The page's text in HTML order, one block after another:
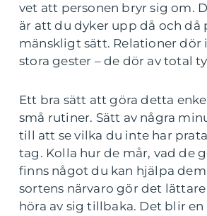
vet att personen bryr sig om.
är att du dyker upp då och då
mänskligt sätt. Relationer dör
stora gester – de dör av total
Ett bra sätt att göra detta
små rutiner. Sätt av några
till att se vilka du inte har
tag. Kolla hur de mår, vad de
finns något du kan hjälpa
sortens närvaro gör det
höra av sig tillbaka. Det blir en